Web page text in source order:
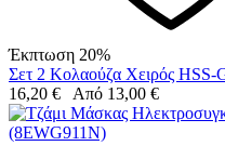
Έκπτωση 20%
Σετ 2 Κολαούζα Χειρός HSS-
16,20 € Από 13,00 €